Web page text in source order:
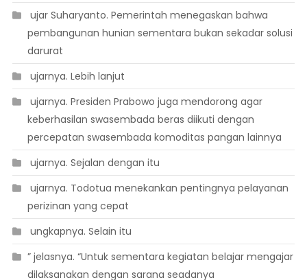
 ujar Suharyanto. Pemerintah menegaskan bahwa
pembangunan hunian sementara bukan sekadar solusi
darurat
 ujarnya. Lebih lanjut
 ujarnya. Presiden Prabowo juga mendorong agar
keberhasilan swasembada beras diikuti dengan
percepatan swasembada komoditas pangan lainnya
 ujarnya. Sejalan dengan itu
 ujarnya. Todotua menekankan pentingnya pelayanan
perizinan yang cepat
 ungkapnya. Selain itu
” jelasnya. “Untuk sementara kegiatan belajar mengajar
dilaksanakan dengan sarana seadanya